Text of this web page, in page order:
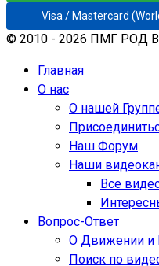
Visa / Mastercard
© 2010 - 2026 ПМГ РОД
Главная
О нас
О нашей
Наш Форум
Наши
Все
Вопрос-Ответ
О Движении
Поиск по